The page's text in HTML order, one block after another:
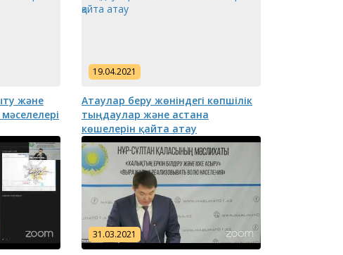
қаласы халқының
Астана қаласы
тұрғындарының және
қалалық мәслихаттың
сегізінші сайланымының
депутаттарының назарына!
және
19.04.2021
Атаулар беру жөніндегі көпшілік
тыңдаулар және астана
көшелерін қайта атау
31.03.2021